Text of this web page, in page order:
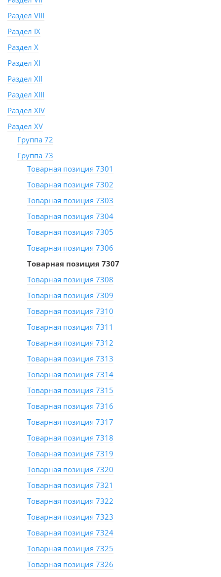
Раздел VIII
Раздел IX
Раздел X
Раздел XI
Раздел XII
Раздел XIII
Раздел XIV
Раздел XV
Группа 72
Группа 73
Товарная позиция 7301
Товарная позиция 7302
Товарная позиция 7303
Товарная позиция 7304
Товарная позиция 7305
Товарная позиция 7306
Товарная позиция 7307
Товарная позиция 7308
Товарная позиция 7309
Товарная позиция 7310
Товарная позиция 7311
Товарная позиция 7312
Товарная позиция 7313
Товарная позиция 7314
Товарная позиция 7315
Товарная позиция 7316
Товарная позиция 7317
Товарная позиция 7318
Товарная позиция 7319
Товарная позиция 7320
Товарная позиция 7321
Товарная позиция 7322
Товарная позиция 7323
Товарная позиция 7324
Товарная позиция 7325
Товарная позиция 7326